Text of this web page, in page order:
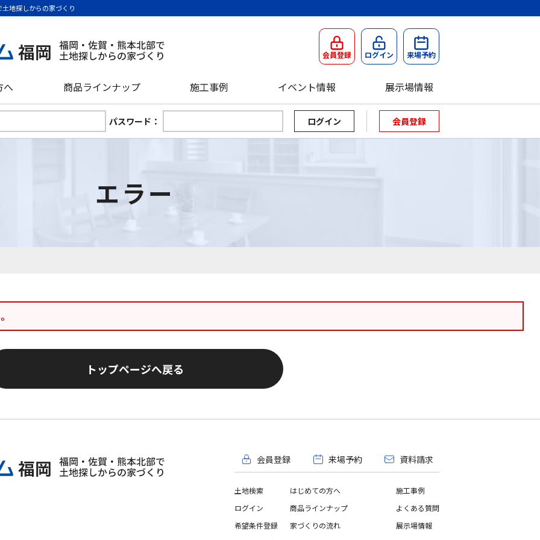
地探しからの家づくり
会員登録 ログイン 来場予約
へ 商品ラインナップ 施工事例 イベント情報 展示場情報
パスワード： 会員登録
エラー
トップページへ戻る
会員登録 来場予約 資料請求
土地検索
ログイン
希望条件登録
はじめての方へ
商品ラインナップ
家づくりの流れ
施工事例
よくある質問
展示場情報